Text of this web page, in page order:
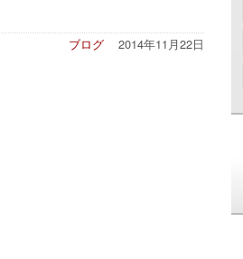
2014年11月22日
ブログ